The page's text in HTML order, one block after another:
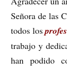
Señora de las
todos los
trabajo y
han podido